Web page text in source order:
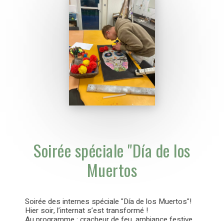
Soirée spéciale "Día de los
Muertos
Soirée des internes spéciale "Día de los Muertos"!
Hier soir, l’internat s’est transformé !